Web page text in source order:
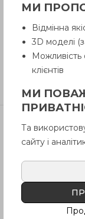
Артікул В
GN 148-113-
M16-A-1-57
МИ
Відмінна
3D моделі
Можливість
клієнтів
МИ
Та
сайту і